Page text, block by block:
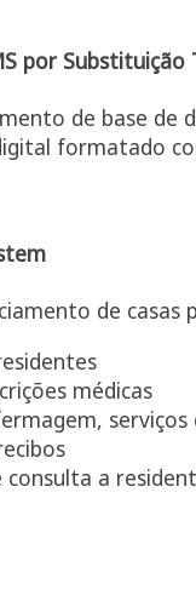
por Substituição
de base
formatado
de casas
médicas
consulta a